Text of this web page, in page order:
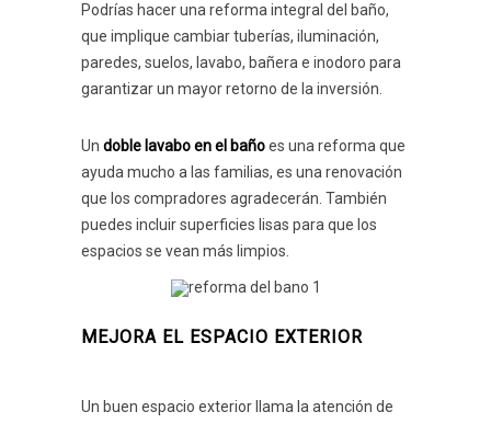
Podrías hacer una reforma integral del baño,
que implique cambiar tuberías, iluminación,
paredes, suelos, lavabo, bañera e inodoro para
garantizar un mayor retorno de la inversión.
Un doble lavabo en el bañoes una reforma que
ayuda mucho a las familias, es una renovación
que los compradores agradecerán. También
puedes incluir superficies lisas para que los
espacios se vean más limpios.
MEJORA EL ESPACIO EXTERIOR
Un buen espacio exterior llama la atención de